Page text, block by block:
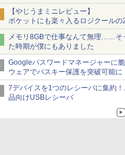
【やじうまミニレビュー】
ポケットにも楽々入るロジクールの
ウス「Mobi Fold」。その気になる
は？
メモリ8GBで仕事なんて無理……そ
た時期が僕にもありました
Googleパスワードマネージャーに
ウェアでパスキー保護を突破可能に
7デバイスを1つのレシーバに集約
品向けUSBレシーバ